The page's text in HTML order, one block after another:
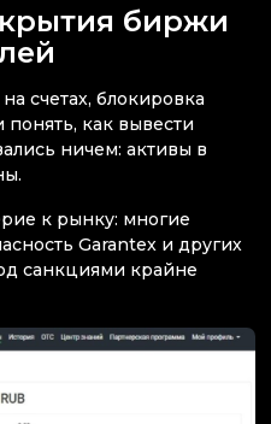
биржи
счетах, блокировка
понять, как вывести
ничем: активы в
к рынку: многие
Garantex и других
санкциями крайне